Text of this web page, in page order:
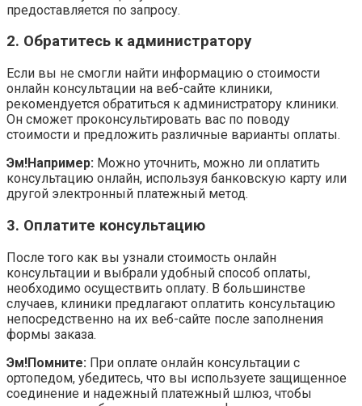
предоставляется по запросу.
2. Обратитесь к администратору
Если вы не смогли найти информацию о стоимости
онлайн консультации на веб-сайте клиники,
рекомендуется обратиться к администратору клиники.
Он сможет проконсультировать вас по поводу
стоимости и предложить различные варианты оплаты.
Эм!Например: Можно уточнить, можно ли оплатить
консультацию онлайн, используя банковскую карту или
другой электронный платежный метод.
3. Оплатите консультацию
После того как вы узнали стоимость онлайн
консультации и выбрали удобный способ оплаты,
необходимо осуществить оплату. В большинстве
случаев, клиники предлагают оплатить консультацию
непосредственно на их веб-сайте после заполнения
формы заказа.
Эм!Помните: При оплате онлайн консультации с
ортопедом, убедитесь, что вы используете защищенное
соединение и надежный платежный шлюз, чтобы